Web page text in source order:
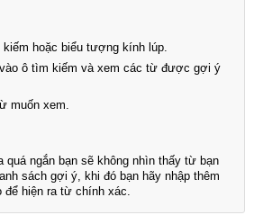
kiếm hoặc biểu tượng kính lúp.
ô tìm kiếm và xem các từ được gợi ý
muốn xem.
quá ngắn bạn sẽ không nhìn thấy từ bạn
sách gợi ý, khi đó bạn hãy nhập thêm
hiện ra từ chính xác.